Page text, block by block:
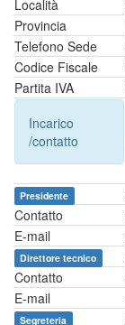
Località
Provincia
Telefono Sede
Codice Fiscale
Partita IVA
Incarico
/contatto
Presidente
Contatto
E-mail
Direttore tecnico
Contatto
E-mail
Segreteria